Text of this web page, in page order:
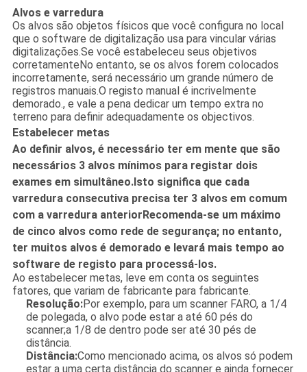
Alvos e varredura
Os alvos são objetos físicos que você configura no local
que o software de digitalização usa para vincular várias
digitalizações.Se você estabeleceu seus objetivos
corretamenteNo entanto, se os alvos forem colocados
incorretamente, será necessário um grande número de
registros manuais.O registo manual é incrivelmente
demorado., e vale a pena dedicar um tempo extra no
terreno para definir adequadamente os objectivos.
Estabelecer metas
Ao definir alvos, é necessário ter em mente que são
necessários 3 alvos mínimos para registar dois
exames em simultâneo.Isto significa que cada
varredura consecutiva precisa ter 3 alvos em comum
com a varredura anteriorRecomenda-se um máximo
de cinco alvos como rede de segurança; no entanto,
ter muitos alvos é demorado e levará mais tempo ao
software de registo para processá-los.
Ao estabelecer metas, leve em conta os seguintes
fatores, que variam de fabricante para fabricante.
Resolução:Por exemplo, para um scanner FARO, a 1/4
de polegada, o alvo pode estar a até 60 pés do
scanner;a 1/8 de dentro pode ser até 30 pés de
distância.
Distância:Como mencionado acima, os alvos só podem
estar a uma certa distância do scanner e ainda fornecer